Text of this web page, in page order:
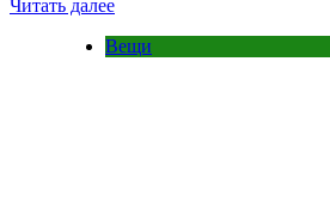
Читать далее
Вещи